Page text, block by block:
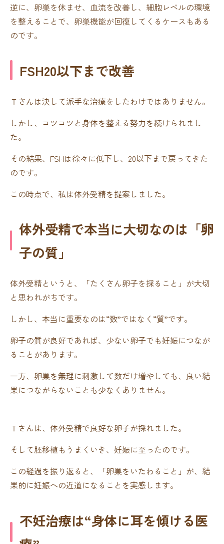
逆に、卵巣を休ませ、血流を改善し、細胞レベルの環境
を整えることで、卵巣機能が回復してくるケースもある
のです。
FSH20以下まで改善
Ｔさんは決して派手な治療をしたわけではありません。
しかし、コツコツと身体を整える努力を続けられまし
た。
その結果、FSHは徐々に低下し、20以下まで戻ってきた
のです。
この時点で、私は体外受精を提案しました。
体外受精で本当に大切なのは「卵
子の質」
体外受精というと、「たくさん卵子を採ること」が大切
と思われがちです。
しかし、本当に重要なのは“数”ではなく“質”です。
卵子の質が良好であれば、少ない卵子でも妊娠につなが
ることがあります。
一方、卵巣を無理に刺激して数だけ増やしても、良い結
果につながらないことも少なくありません。
Ｔさんは、体外受精で良好な卵子が採れました。
そして胚移植もうまくいき、妊娠に至ったのです。
この経過を振り返ると、「卵巣をいたわること」が、結
果的に妊娠への近道になることを実感します。
不妊治療は“身体に耳を傾ける医